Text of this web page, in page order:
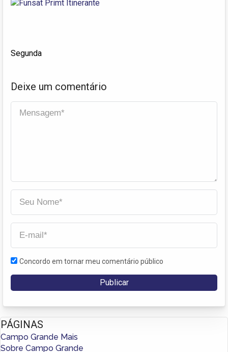
Segunda
Deixe um comentário
Concordo em tornar meu comentário público
PÁGINAS
Campo Grande Mais
Sobre Campo Grande